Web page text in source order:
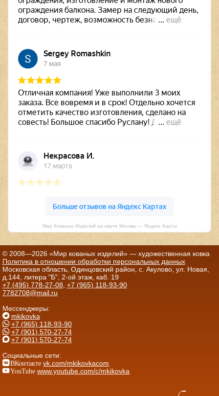
Мир Кованых Изделий на карте Москвы — Яндекс Карты
© 2008—2026 «Мир кованых изделий» — художественная ковка
Политика в отношении обработки персональных данных
Московская область, Одинцовский район, с. Акулово, ул. Новая,
д.144, литера "Б", 2-ой этаж, каб. 19
+7 (495) 778-27-08, +7 (965) 118-93-90
7782708@mail.ru
Мессенджеры:
mkikovka
+7 (965) 118-93-90
+7 (901) 570-27-74
+7 (901) 570-27-74
Социальные сети:
ВКонтакте vk.com/mkikovkacom
YouTube www.youtube.com/c/mkikovka